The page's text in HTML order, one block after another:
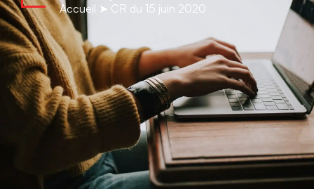
principal
Accueil ➤ CR du 15 juin 2020